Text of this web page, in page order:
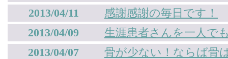
2013/04/11
感謝感謝の毎日です！
2013/04/09
生涯患者さんを一人で
2013/04/07
骨が少ない！ならば骨